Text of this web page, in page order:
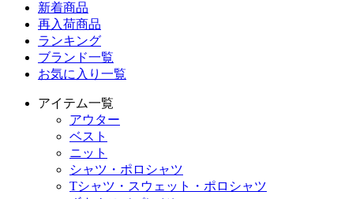
新着商品
再入荷商品
ランキング
ブランド一覧
お気に入り一覧
アイテム一覧
アウター
ベスト
ニット
シャツ・ポロシャツ
Tシャツ・スウェット・ポロシャツ